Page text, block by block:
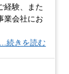
経験、また
業会社にお
…続きを読む